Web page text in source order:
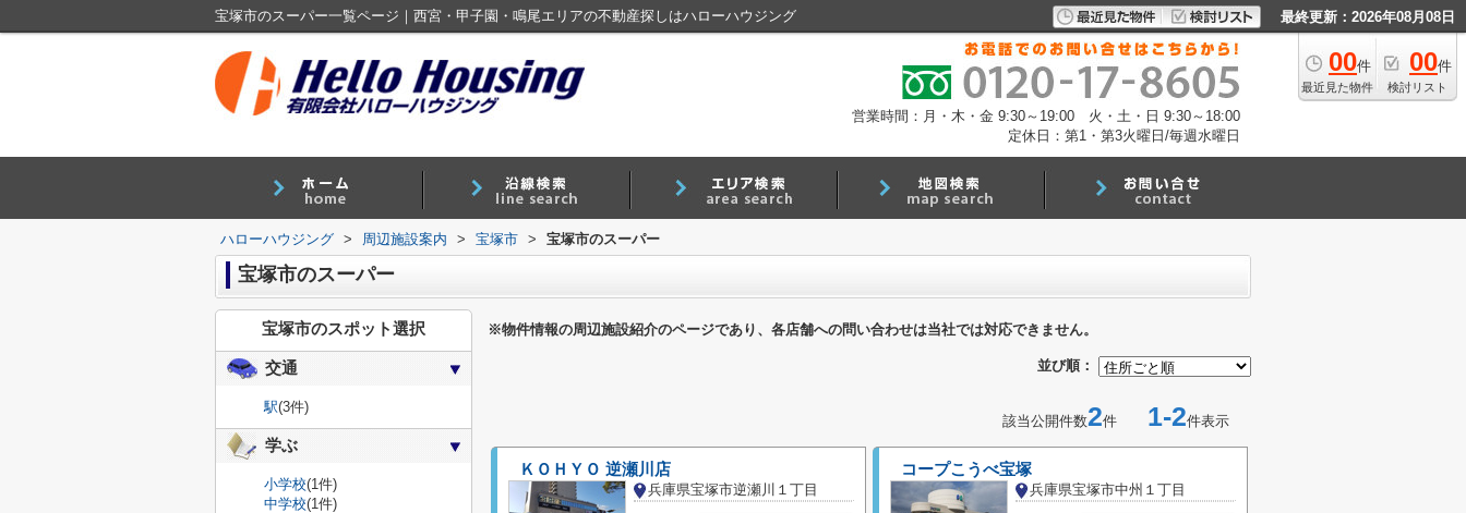
宝塚市のスーパー一覧ページ｜西宮・甲子園・鳴尾エリアの不動産探しはハローハウジング 最終更新：2026年08月08日
00件
最近見た物件
00件
検討リスト
営業時間：月・木・金 9:30～19:00 火・土・日 9:30～18:00
定休日：第1・第3火曜日/毎週水曜日
ハローハウジング > 周辺施設案内 > 宝塚市 > 宝塚市のスーパー
宝塚市のスーパー
※物件情報の周辺施設紹介のページであり、各店舗への問い合わせは当社では対応できません。
並び順：
該当公開件数2件 1-2件表示
ＫＯＨＹＯ 逆瀬川店
兵庫県宝塚市逆瀬川１丁目
コープこうべ宝塚
兵庫県宝塚市中州１丁目
宝塚市のスポット選択
交通
駅(3件)
学ぶ
小学校(1件)
中学校(1件)